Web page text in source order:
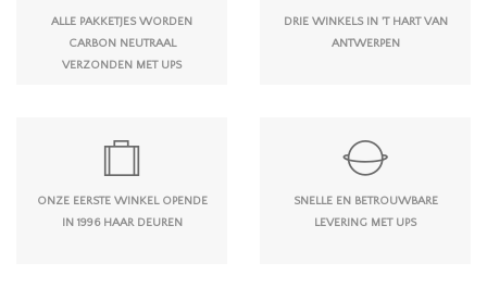
ALLE PAKKETJES WORDEN
CARBON NEUTRAAL
VERZONDEN MET UPS
DRIE WINKELS IN 'T HART VAN
ANTWERPEN
ONZE EERSTE WINKEL OPENDE
IN 1996 HAAR DEUREN
SNELLE EN BETROUWBARE
LEVERING MET UPS